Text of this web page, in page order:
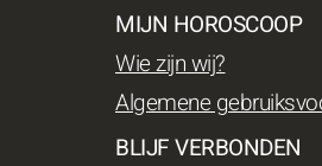
MIJN HOROSCOOP
Wie zijn wij?
Algemene
BLIJF VERBONDEN